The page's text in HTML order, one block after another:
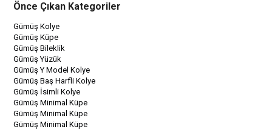
Önce Çıkan Kategoriler
Gümüş Kolye
Gümüş Küpe
Gümüş Bileklik
Gümüş Yüzük
Gümüş Y Model Kolye
Gümüş Baş Harfli Kolye
Gümüş İsimli Kolye
Gümüş Minimal Küpe
Gümüş Minimal Küpe
Gümüş Minimal Küpe